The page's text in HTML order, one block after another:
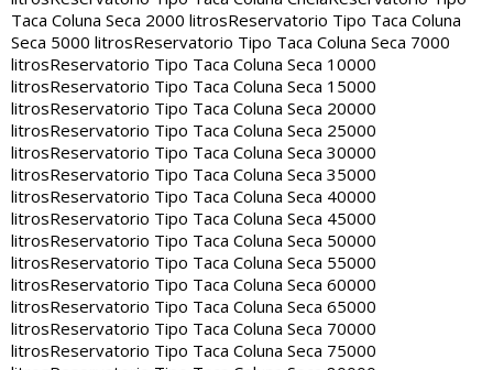
Taca Coluna Seca 2000 litrosReservatorio Tipo Taca Coluna
Seca 5000 litrosReservatorio Tipo Taca Coluna Seca 7000
litrosReservatorio Tipo Taca Coluna Seca 10000
litrosReservatorio Tipo Taca Coluna Seca 15000
litrosReservatorio Tipo Taca Coluna Seca 20000
litrosReservatorio Tipo Taca Coluna Seca 25000
litrosReservatorio Tipo Taca Coluna Seca 30000
litrosReservatorio Tipo Taca Coluna Seca 35000
litrosReservatorio Tipo Taca Coluna Seca 40000
litrosReservatorio Tipo Taca Coluna Seca 45000
litrosReservatorio Tipo Taca Coluna Seca 50000
litrosReservatorio Tipo Taca Coluna Seca 55000
litrosReservatorio Tipo Taca Coluna Seca 60000
litrosReservatorio Tipo Taca Coluna Seca 65000
litrosReservatorio Tipo Taca Coluna Seca 70000
litrosReservatorio Tipo Taca Coluna Seca 75000